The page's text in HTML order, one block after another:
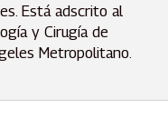
Está adscrito al
y Cirugía de
Metropolitano.